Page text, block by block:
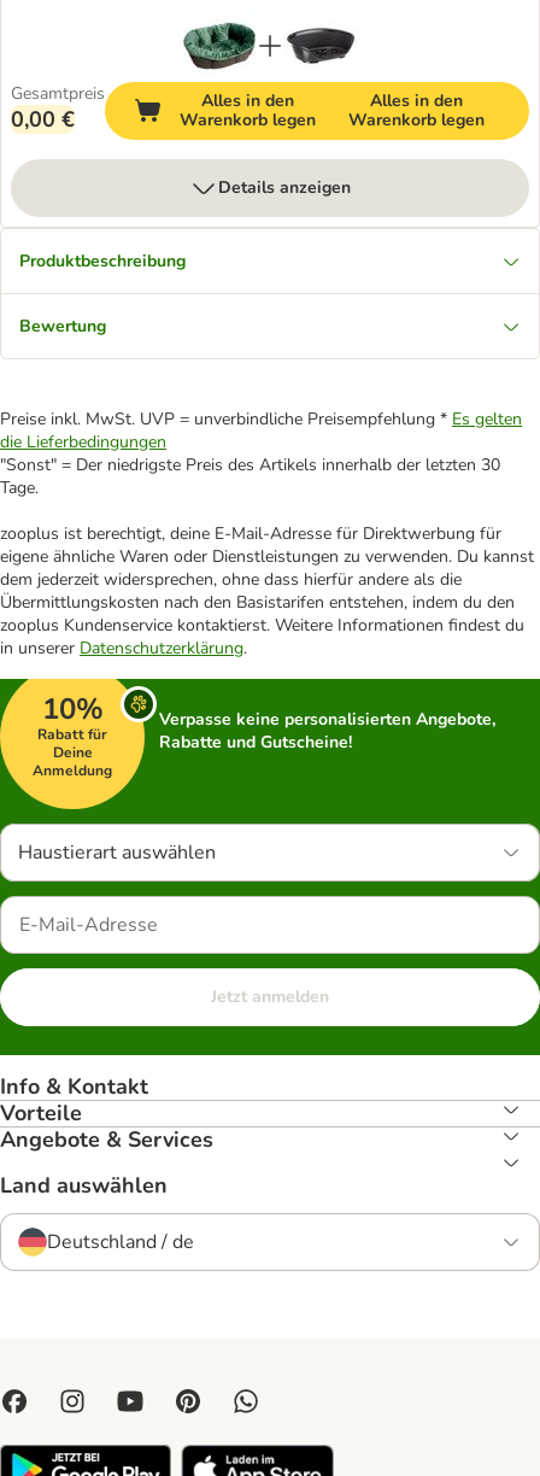
Gesamtpreis
0,00 €
Alles in den
Warenkorb legen
Alles in den
Warenkorb legen
Details anzeigen
Produktbeschreibung
Bewertung
Preise inkl. MwSt. UVP = unverbindliche Preisempfehlung * Es gelten
die Lieferbedingungen
"Sonst" = Der niedrigste Preis des Artikels innerhalb der letzten 30
Tage.
zooplus ist berechtigt, deine E-Mail-Adresse für Direktwerbung für
eigene ähnliche Waren oder Dienstleistungen zu verwenden. Du kannst
dem jederzeit widersprechen, ohne dass hierfür andere als die
Übermittlungskosten nach den Basistarifen entstehen, indem du den
zooplus Kundenservice kontaktierst. Weitere Informationen findest du
in unserer Datenschutzerklärung.
10%
Rabatt für
Deine
Anmeldung
Verpasse keine personalisierten Angebote,
Rabatte und Gutscheine!
Haustierart auswählen
Jetzt anmelden
Info & Kontakt
Vorteile
Angebote & Services
Land auswählen
Deutschland / de